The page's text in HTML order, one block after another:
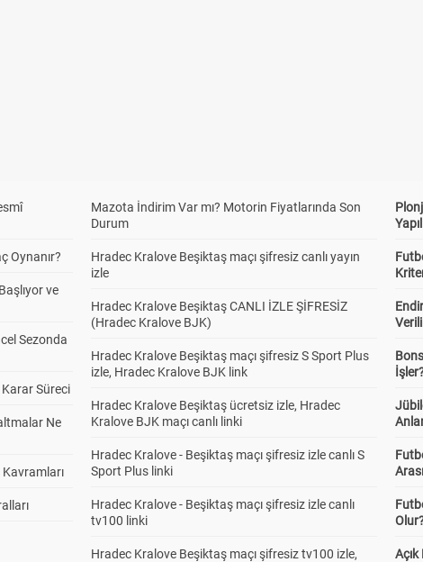
Oynanır?
ve
Sezonda
Karar Süreci
Ne
Mazota İndirim Var mı? Motorin Fiyatlarında Son
Durum
Hradec Kralove Beşiktaş maçı şifresiz canlı yayın
izle
Hradec Kralove Beşiktaş CANLI İZLE ŞİFRESİZ
(Hradec Kralove BJK)
Hradec Kralove Beşiktaş maçı şifresiz S Sport Plus
izle, Hradec Kralove BJK link
Hradec Kralove Beşiktaş ücretsiz izle, Hradec
Kralove BJK maçı canlı linki
Hradec Kralove - Beşiktaş maçı şifresiz izle canlı S
Sport Plus linki
Hradec Kralove - Beşiktaş maçı şifresiz izle canlı
tv100 linki
Hradec Kralove Beşiktaş maçı şifresiz tv100 izle,